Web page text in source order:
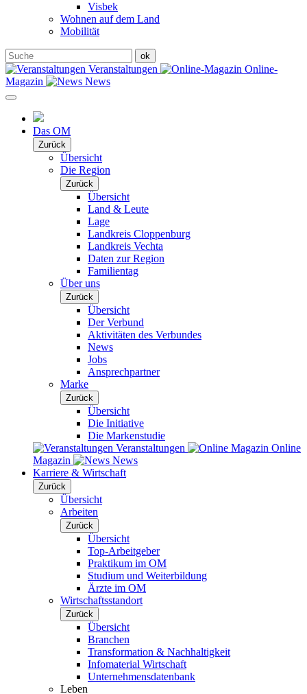
Visbek
Wohnen auf dem Land
Mobilität
Veranstaltungen
Online-
Magazin
News
Das OM
Zurück
Übersicht
Die Region
Zurück
Übersicht
Land & Leute
Lage
Landkreis Cloppenburg
Landkreis Vechta
Daten zur Region
Familientag
Über uns
Zurück
Übersicht
Der Verbund
Aktivitäten des Verbundes
News
Jobs
Ansprechpartner
Marke
Zurück
Übersicht
Die Initiative
Die Markenstudie
Veranstaltungen
Online
Magazin
News
Karriere & Wirtschaft
Zurück
Übersicht
Arbeiten
Zurück
Übersicht
Top-Arbeitgeber
Praktikum im OM
Studium und Weiterbildung
Ärzte im OM
Wirtschaftsstandort
Zurück
Übersicht
Branchen
Transformation & Nachhaltigkeit
Infomaterial Wirtschaft
Unternehmensdatenbank
Leben